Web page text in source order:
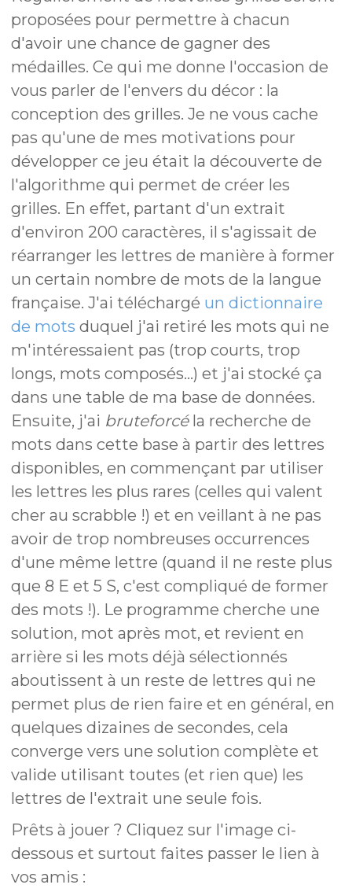
proposées pour permettre à chacun
d'avoir une chance de gagner des
médailles. Ce qui me donne l'occasion de
vous parler de l'envers du décor : la
conception des grilles. Je ne vous cache
pas qu'une de mes motivations pour
développer ce jeu était la découverte de
l'algorithme qui permet de créer les
grilles. En effet, partant d'un extrait
d'environ 200 caractères, il s'agissait de
réarranger les lettres de manière à former
un certain nombre de mots de la langue
française. J'ai téléchargé un dictionnaire
de mots duquel j'ai retiré les mots qui ne
m'intéressaient pas (trop courts, trop
longs, mots composés...) et j'ai stocké ça
dans une table de ma base de données.
Ensuite, j'ai bruteforcé la recherche de
mots dans cette base à partir des lettres
disponibles, en commençant par utiliser
les lettres les plus rares (celles qui valent
cher au scrabble !) et en veillant à ne pas
avoir de trop nombreuses occurrences
d'une même lettre (quand il ne reste plus
que 8 E et 5 S, c'est compliqué de former
des mots !). Le programme cherche une
solution, mot après mot, et revient en
arrière si les mots déjà sélectionnés
aboutissent à un reste de lettres qui ne
permet plus de rien faire et en général, en
quelques dizaines de secondes, cela
converge vers une solution complète et
valide utilisant toutes (et rien que) les
lettres de l'extrait une seule fois.
Prêts à jouer ? Cliquez sur l'image ci-
dessous et surtout faites passer le lien à
vos amis :